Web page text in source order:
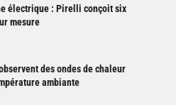
électrique : Pirelli conçoit six
mesure
des ondes de chaleur
ambiante